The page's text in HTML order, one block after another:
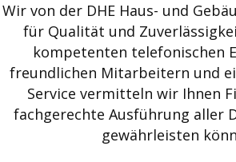
Wir von der DHE Haus- und
für Qualität und
kompetenten telefonischen
freundlichen Mitarbeitern und
Service vermitteln wir Ihnen
fachgerechte Ausführung aller
gewährleisten